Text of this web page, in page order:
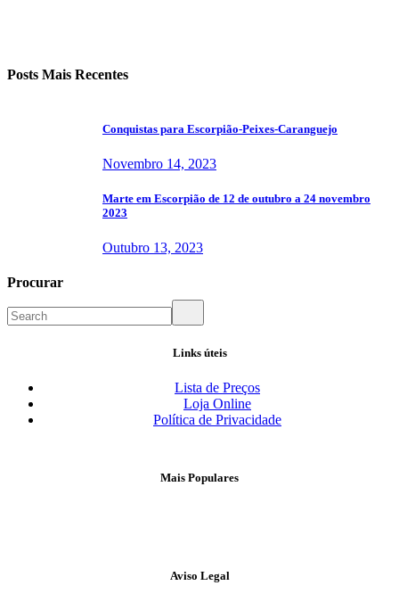
Posts Mais Recentes
Conquistas para Escorpião-Peixes-Caranguejo
Novembro 14, 2023
Marte em Escorpião de 12 de outubro a 24 novembro
2023
Outubro 13, 2023
Procurar
Links úteis
Lista de Preços
Loja Online
Política de Privacidade
Mais Populares
Aviso Legal